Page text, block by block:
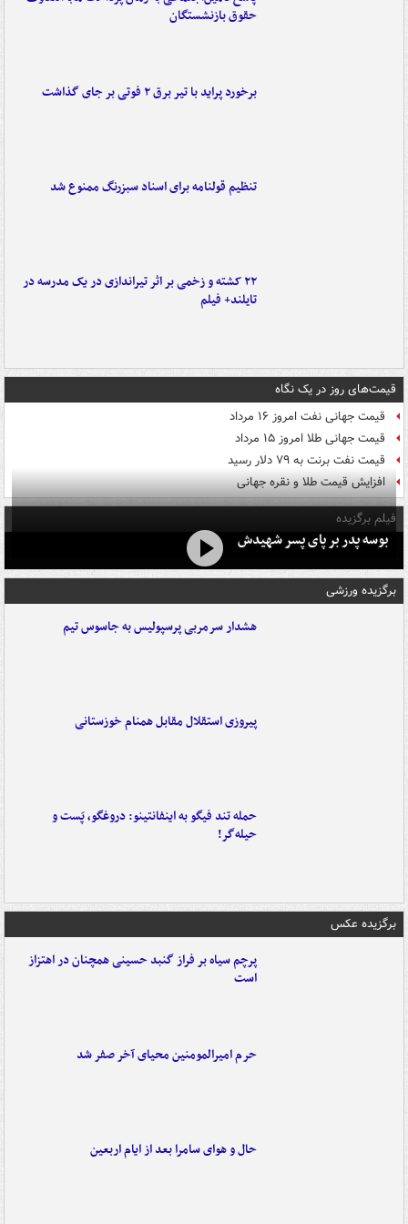
حقوق بازنشستگان
برخورد پراید با تیر برق ۲ فوتی بر جای گذاشت
تنظیم قولنامه برای اسناد سبزرنگ ممنوع شد
۲۲ کشته و زخمی بر اثر تیراندازی در یک مدرسه در
تایلند+ فیلم
قیمت‌های روز در یک نگاه
قیمت جهانی نفت امروز ۱۶ مرداد
قیمت جهانی طلا امروز ۱۵ مرداد
قیمت نفت برنت به ۷۹ دلار رسید
افزایش قیمت طلا و نقره جهانی
فیلم برگزیده
بوسه‌ پدر بر پای پسر شهیدش
برگزیده ورزشی
هشدار سرمربی پرسپولیس به جاسوس تیم
پیروزی استقلال مقابل همنام خوزستانی
حمله تند فیگو به اینفانتینو: دروغگو، پَست‌ و
حیله‌گر!
برگزیده عکس
پرچم سیاه بر فراز گنبد حسینی همچنان در اهتزاز
است
حرم امیرالمومنین محیای آخر صفر شد
حال و هوای سامرا بعد از ایام اربعین